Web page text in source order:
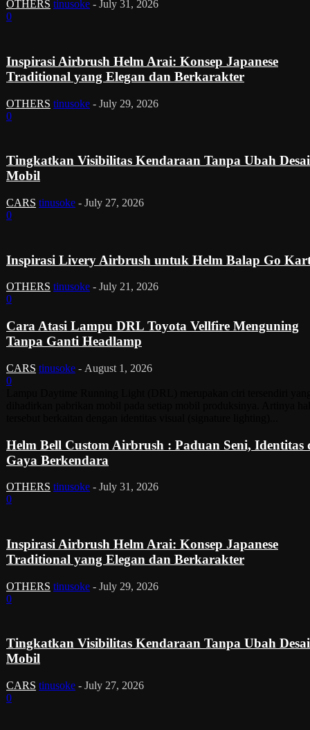
OTHERS tinusoke - July 31, 2026
0
Inspirasi Airbrush Helm Arai: Konsep Japanese
Traditional yang Elegan dan Berkarakter
OTHERS tinusoke - July 29, 2026
0
Tingkatkan Visibilitas Kendaraan Tanpa Ubah
Mobil
CARS tinusoke - July 27, 2026
0
Inspirasi Livery Airbrush untuk Helm Balap Go
OTHERS tinusoke - July 21, 2026
0
Cara Atasi Lampu DRL Toyota Vellfire Menguning
Tanpa Ganti Headlamp
CARS tinusoke - August 1, 2026
0
Helm Bell Custom Airbrush : Paduan Seni, Identitas
Gaya Berkendara
OTHERS tinusoke - July 31, 2026
0
Inspirasi Airbrush Helm Arai: Konsep Japanese
Traditional yang Elegan dan Berkarakter
OTHERS tinusoke - July 29, 2026
0
Tingkatkan Visibilitas Kendaraan Tanpa Ubah
Mobil
CARS tinusoke - July 27, 2026
0